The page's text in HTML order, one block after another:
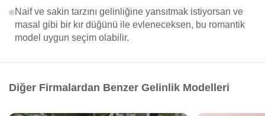
Naif ve sakin tarzını gelinliğine yansıtmak istiyorsan ve
masal gibi bir kır düğünü ile evleneceksen, bu romantik
model uygun seçim olabilir.
Diğer Firmalardan Benzer Gelinlik Modelleri